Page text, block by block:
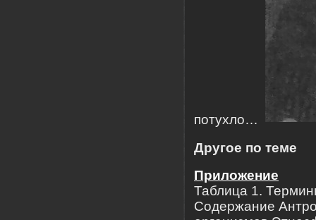
потухло…
Другое по теме
Приложение
Таблица 1.
Содержание